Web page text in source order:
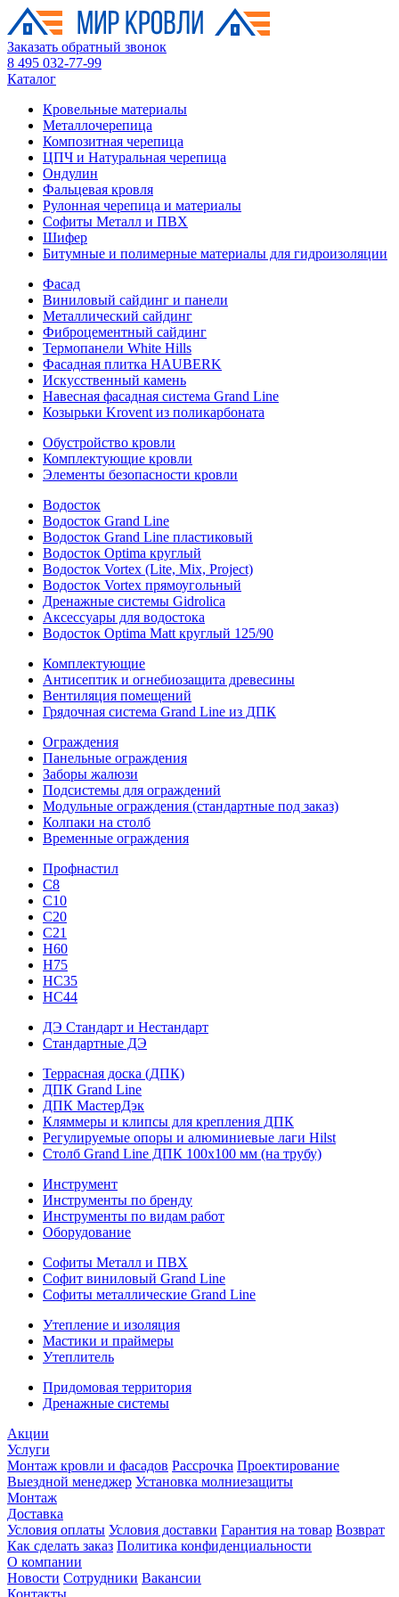
Заказать обратный звонок
8 495 032-77-99
Каталог
Кровельные материалы
Металлочерепица
Композитная черепица
ЦПЧ и Натуральная черепица
Ондулин
Фальцевая кровля
Рулонная черепица и материалы
Софиты Металл и ПВХ
Шифер
Битумные и полимерные материалы для гидроизоляции
Фасад
Виниловый сайдинг и панели
Металлический сайдинг
Фиброцементный сайдинг
Термопанели White Hills
Фасадная плитка HAUBERK
Искусственный камень
Навесная фасадная система Grand Line
Козырьки Krovent из поликарбоната
Обустройство кровли
Комплектующие кровли
Элементы безопасности кровли
Водосток
Водосток Grand Line
Водосток Grand Line пластиковый
Водосток Optima круглый
Водосток Vortex (Lite, Mix, Project)
Водосток Vortex прямоугольный
Дренажные системы Gidrolica
Аксессуары для водостока
Водосток Optima Matt круглый 125/90
Комплектующие
Антисептик и огнебиозащита древесины
Вентиляция помещений
Грядочная система Grand Line из ДПК
Ограждения
Панельные ограждения
Заборы жалюзи
Подсистемы для ограждений
Модульные ограждения (стандартные под заказ)
Колпаки на столб
Временные ограждения
Профнастил
С8
С10
С20
С21
H60
H75
HС35
НС44
ДЭ Стандарт и Нестандарт
Стандартные ДЭ
Террасная доска (ДПК)
ДПК Grand Line
ДПК МастерДэк
Кляммеры и клипсы для крепления ДПК
Регулируемые опоры и алюминиевые лаги Hilst
Столб Grand Line ДПК 100х100 мм (на трубу)
Инструмент
Инструменты по бренду
Инструменты по видам работ
Оборудование
Софиты Металл и ПВХ
Софит виниловый Grand Line
Софиты металлические Grand Line
Утепление и изоляция
Мастики и праймеры
Утеплитель
Придомовая территория
Дренажные системы
Акции
Услуги
Монтаж кровли и фасадов Рассрочка Проектирование
Выездной менеджер Установка молниезащиты
Монтаж
Доставка
Условия оплаты Условия доставки Гарантия на товар Возврат
Как сделать заказ Политика конфиденциальности
О компании
Новости Сотрудники Вакансии
Контакты